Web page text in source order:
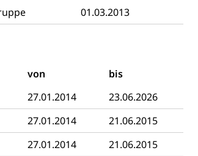
01.03.2013
von
bis
27.01.2014
23.06.2026
27.01.2014
21.06.2015
27.01.2014
21.06.2015
Wasserkraft, Sonnenenergie,